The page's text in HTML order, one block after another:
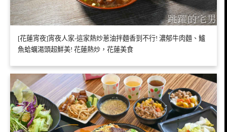
[花蓮宵夜]宵夜人家-這家熱炒蔥油拌麵香到不行! 濃郁牛肉麵、鱸
魚蛤蠣湯頭超鮮美! 花蓮熱炒，花蓮美食